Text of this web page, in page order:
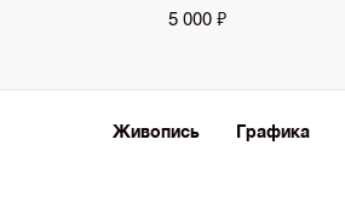
5 000 ₽
Живопись Графика